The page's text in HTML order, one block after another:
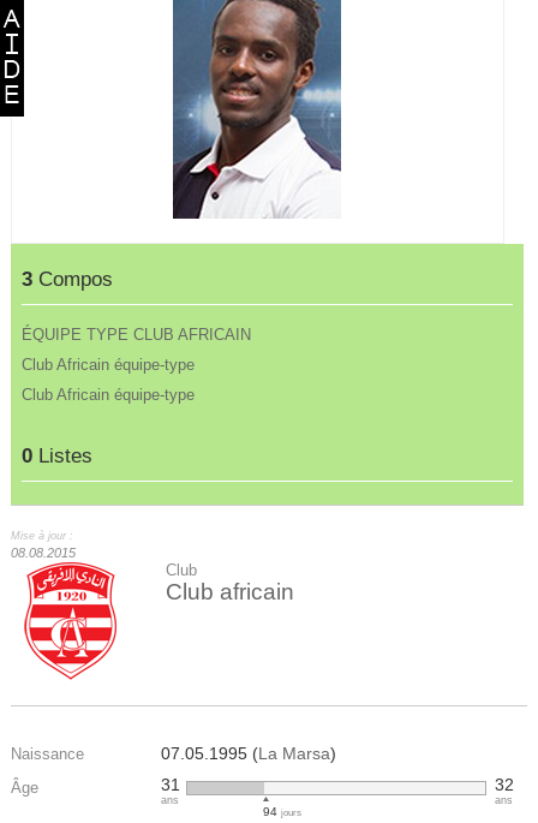
3 Compos
ÉQUIPE TYPE CLUB AFRICAIN
Club Africain équipe-type
Club Africain équipe-type
0 Listes
Mise à jour :
08.08.2015
Club
Club africain
Naissance 07.05.1995 (La Marsa)
Âge 31
ans
94jours
32
ans